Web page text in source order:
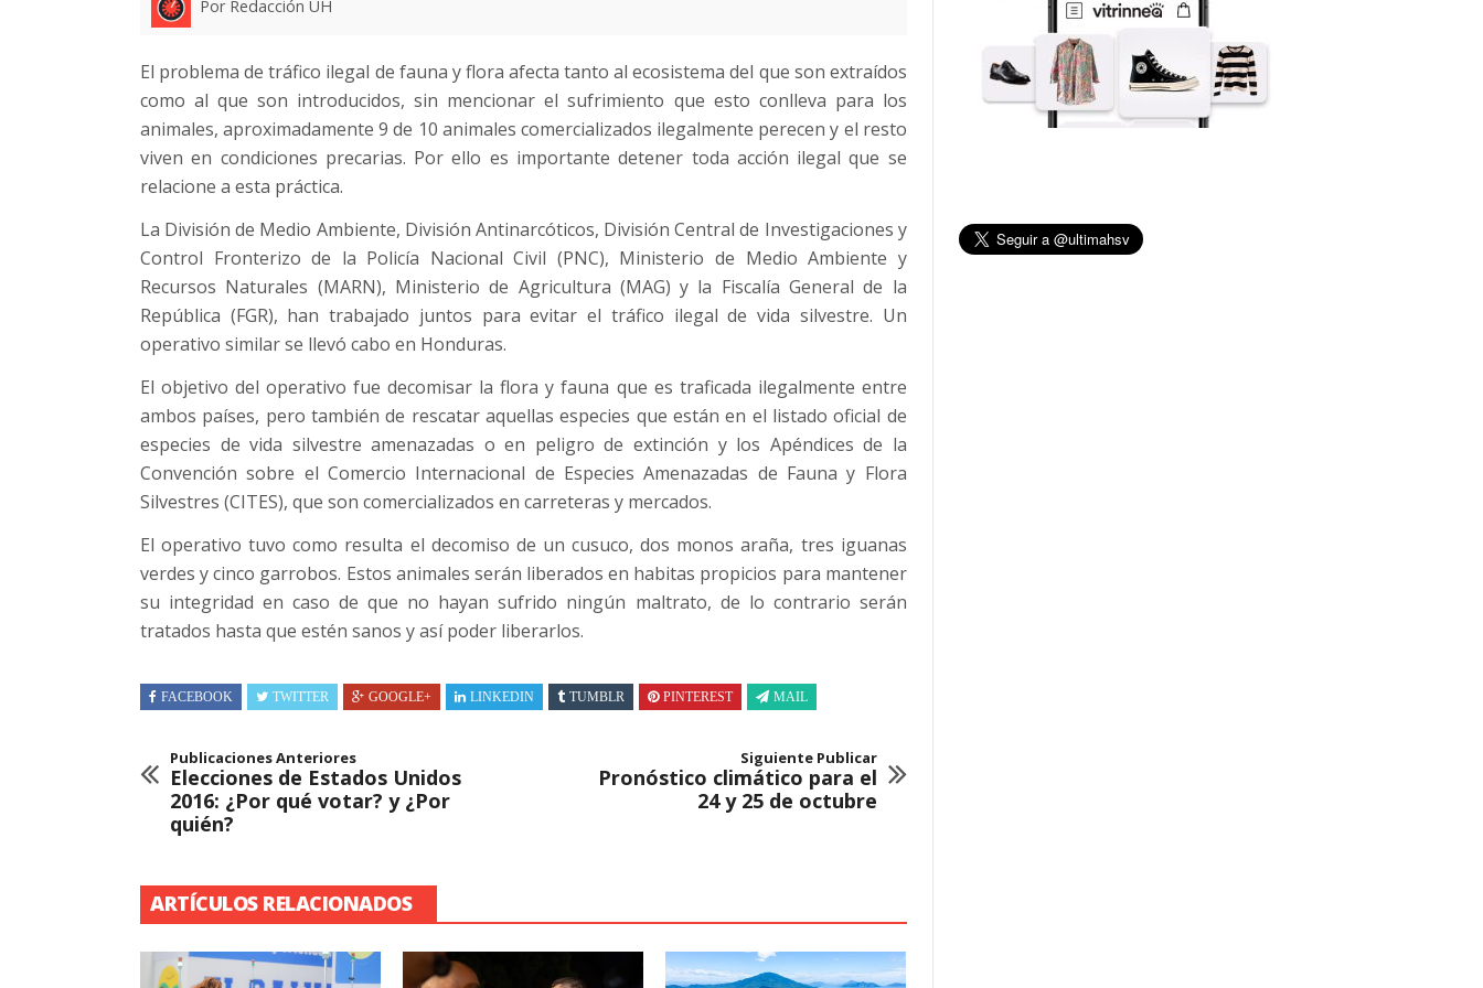
Por Redacción UH
El problema de tráfico ilegal de fauna y flora afecta tanto al ecosistema del que son extraídos
como al que son introducidos, sin mencionar el sufrimiento que esto conlleva para los
animales, aproximadamente 9 de 10 animales comercializados ilegalmente perecen y el resto
viven en condiciones precarias. Por ello es importante detener toda acción ilegal que se
relacione a esta práctica.
La División de Medio Ambiente, División Antinarcóticos, División Central de Investigaciones y
Control Fronterizo de la Policía Nacional Civil (PNC), Ministerio de Medio Ambiente y
Recursos Naturales (MARN), Ministerio de Agricultura (MAG) y la Fiscalía General de la
República (FGR), han trabajado juntos para evitar el tráfico ilegal de vida silvestre. Un
operativo similar se llevó cabo en Honduras.
El objetivo del operativo fue decomisar la flora y fauna que es traficada ilegalmente entre
ambos países, pero también de rescatar aquellas especies que están en el listado oficial de
especies de vida silvestre amenazadas o en peligro de extinción y los Apéndices de la
Convención sobre el Comercio Internacional de Especies Amenazadas de Fauna y Flora
Silvestres (CITES), que son comercializados en carreteras y mercados.
El operativo tuvo como resulta el decomiso de un cusuco, dos monos araña, tres iguanas
verdes y cinco garrobos. Estos animales serán liberados en habitas propicios para mantener
su integridad en caso de que no hayan sufrido ningún maltrato, de lo contrario serán
tratados hasta que estén sanos y así poder liberarlos.
FACEBOOK TWITTER GOOGLE+ LINKEDIN TUMBLR PINTEREST MAIL
Publicaciones Anteriores
Elecciones de Estados Unidos
2016: ¿Por qué votar? y ¿Por
quién?
Siguiente Publicar
Pronóstico climático para el
24 y 25 de octubre
ARTÍCULOS RELACIONADOS